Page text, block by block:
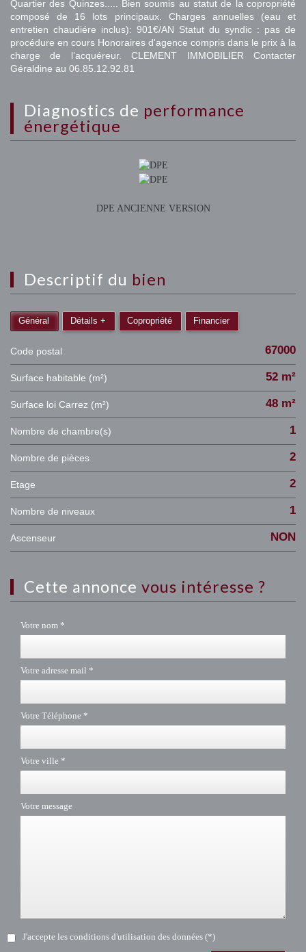
Quartier des Quinzes..... Bien soumis au statut de la copropriété
composé de 16 lots principaux. Charges annuelles (eau et
entretien chaudiére inclus): 901€/AN Statut du syndic : pas de
procédure en cours Honoraires d'agence compris dans le prix à la
charge de l’acquéreur. CLEMENT IMMOBILIER Contacter
Géraldine au 06.85.12.92.81
diagnostics de performance
énergétique
DPE ANCIENNE VERSION
descriptif du bien
Général Détails + Copropriété Financier
Code postal 67000
Surface habitable (m²) 52 m²
Surface loi Carrez (m²) 48 m²
Nombre de chambre(s) 1
Nombre de pièces 2
Etage 2
Nombre de niveaux 1
Ascenseur NON
cette annonce vous intéresse ?
Votre nom *
Votre adresse mail *
Votre Téléphone *
Votre ville *
Votre message
J'accepte les conditions d'utilisation des données (*)